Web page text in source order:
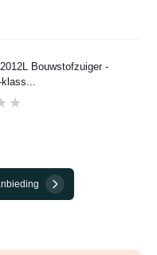
Bouwstofzuiger -
klass...